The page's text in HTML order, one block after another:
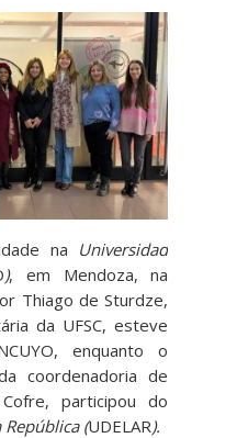
na Universidad
), em Mendoza, na
Thiago de Sturdze,
da UFSC, esteve
enquanto o
coordenadoria de
participou do
(UDELAR).